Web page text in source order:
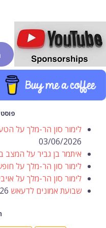
לימור סון הר-מלך על
03/06/2026
איתמר בן גביר על המצב
לימור סון הר-מלך על חופש
לימור סון הר-מלך על
שבועת אמונים לדעאש